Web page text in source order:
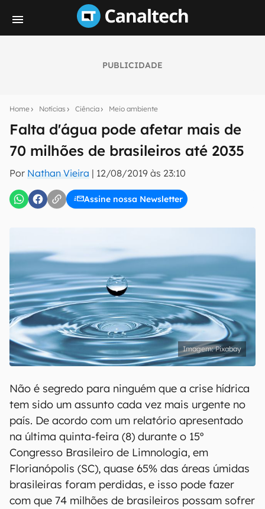
PUBLICIDADE
Home Notícias Ciência Meio ambiente
Falta d'água pode afetar mais de
70 milhões de brasileiros até 2035
Por Nathan Vieira | 12/08/2019 às 23:10
Assine nossa Newsletter
notícias e reviews sobre tecnologia em primeira
mão.
E-mail
inscreva-se
Uso e Política de Privacidade do Canaltech.
Pixabay
Não é segredo para ninguém que a crise hídrica
tem sido um assunto cada vez mais urgente no
país. De acordo com um relatório apresentado
na última quinta-feira (8) durante o 15º
Congresso Brasileiro de Limnologia, em
Florianópolis (SC), quase 65% das áreas úmidas
brasileiras foram perdidas, e isso pode fazer
com que 74 milhões de brasileiros possam sofrer